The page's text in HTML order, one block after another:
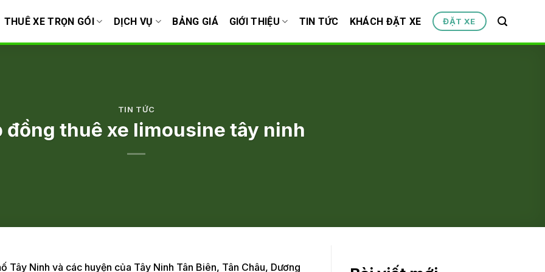
THUÊ XE TRỌN GÓI DỊCH VỤ BẢNG GIÁ GIỚI THIỆU TIN TỨC KHÁCH ĐẶT XE ĐẶT XE
TIN TỨC
đồng thuê xe limousine tây ninh
Tây Ninh và các huyện của Tây Ninh Tân Biên, Tân Châu, Dương